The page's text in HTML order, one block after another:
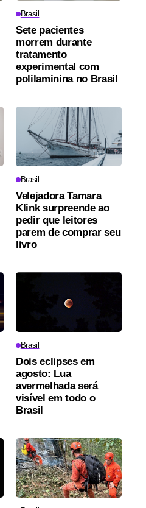
Brasil
Sete pacientes
morrem durante
tratamento
experimental com
polilaminina no Brasil
Brasil
Velejadora Tamara
Klink surpreende ao
pedir que leitores
parem de comprar seu
livro
Brasil
Dois eclipses em
agosto: Lua
avermelhada será
visível em todo o
Brasil